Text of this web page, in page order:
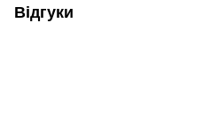
Відгуки